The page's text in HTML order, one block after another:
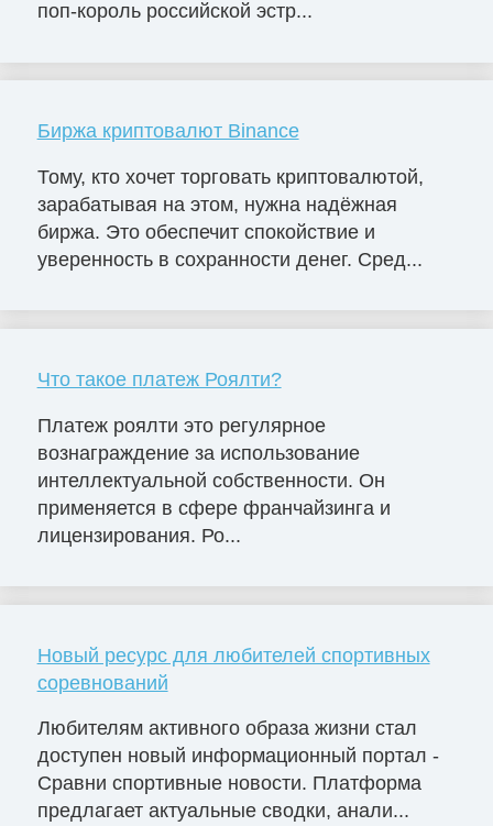
поп-король российской эстр...
Биржа криптовалют Binance
Тому, кто хочет торговать криптовалютой,
зарабатывая на этом, нужна надёжная
биржа. Это обеспечит спокойствие и
уверенность в сохранности денег. Сред...
Что такое платеж Роялти?
Платеж роялти это регулярное
вознаграждение за использование
интеллектуальной собственности. Он
применяется в сфере франчайзинга и
лицензирования. Ро...
Новый ресурс для любителей спортивных
соревнований
Любителям активного образа жизни стал
доступен новый информационный портал -
Сравни спортивные новости. Платформа
предлагает актуальные сводки, анали...